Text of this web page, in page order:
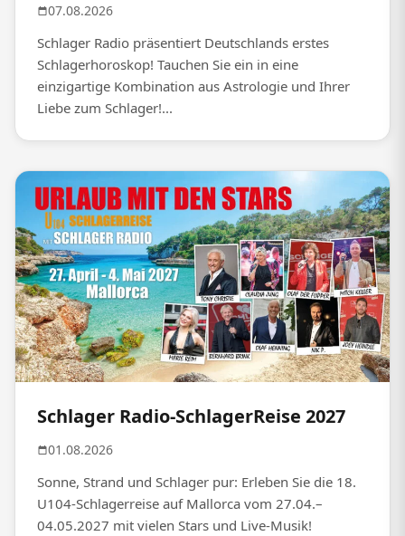
07.08.2026
Schlager Radio präsentiert Deutschlands erstes
Schlagerhoroskop! Tauchen Sie ein in eine
einzigartige Kombination aus Astrologie und Ihrer
Liebe zum Schlager!...
Schlager Radio-SchlagerReise 2027
01.08.2026
Sonne, Strand und Schlager pur: Erleben Sie die 18.
U104-Schlagerreise auf Mallorca vom 27.04.–
04.05.2027 mit vielen Stars und Live-Musik!